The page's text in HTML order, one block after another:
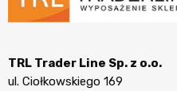
TRL Trader Line Sp. z o.o.
ul. Ciołkowskiego 169